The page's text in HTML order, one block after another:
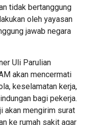
tidak bertanggung
oleh yayasan
jawab negara
Uli Parulian
akan mencermati
keselamatan kerja,
bagi pekerja.
akan mengirim surat
ke rumah sakit agar